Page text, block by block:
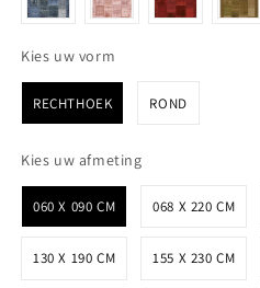
Kies uw vorm
RECHTHOEK ROND
Kies uw afmetingKies uw afmeting
060 X 090 CM 068 X 220 CM
130 X 190 CM 155 X 230 CM